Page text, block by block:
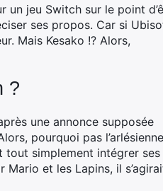
un jeu Switch sur le point
ses propos. Car si
Mais Kesako !? Alors,
?
une annonce supposée
pourquoi pas
tout simplement intégrer ses
et les Lapins, il